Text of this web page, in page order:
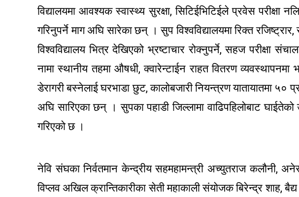
विद्यालयमा आवश्यक स्वास्थ्य सुरक्षा, सिटिईभिटिईले प्रवेस परीक्षा
गरिनुपर्ने माग अघि सारेका छन् । सुप विश्वविद्यालयमा रिक्त
विश्वविद्यालय भित्र देखिएको भ्रष्टाचार रोक्नुपर्ने, सहज परीक्षा
नामा स्थानीय तहमा औषधी, क्वारेन्टाईन राहत वितरण व्यवस्थापनमा
डेरागरी बस्नेलाई घरभाडा छुट, कालोबजारी नियन्त्रण यातायातमा ५०
अघि सारिएका छन् । सुपका पहाडी जिल्लामा वाढिपहिलोबाट
गरिएको छ ।
नेवि संघका निर्वतमान केन्द्रीय सहमहामन्त्री अच्युतराज कलौनी,
विप्लव अखिल क्रान्तिकारीका सेती महाकाली संयोजक बिरेन्द्र शाह,